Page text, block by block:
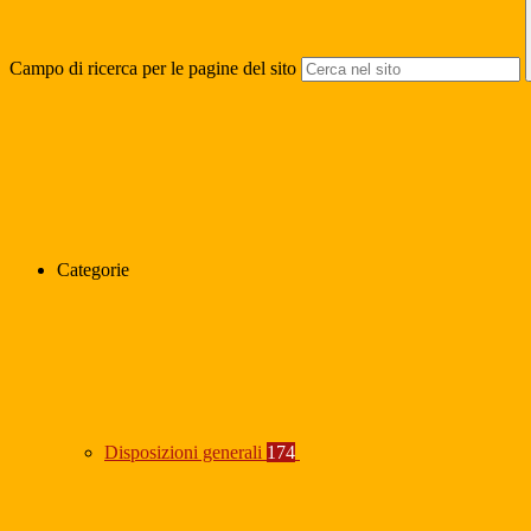
Campo di ricerca per le pagine del sito
Categorie
Disposizioni generali 174